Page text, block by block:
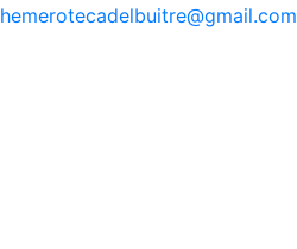
hemerotecadelbuitre@gmail.com